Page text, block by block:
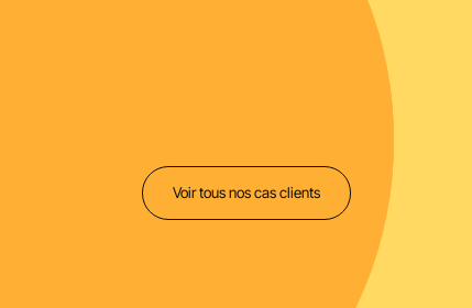
Voir tous nos cas clients